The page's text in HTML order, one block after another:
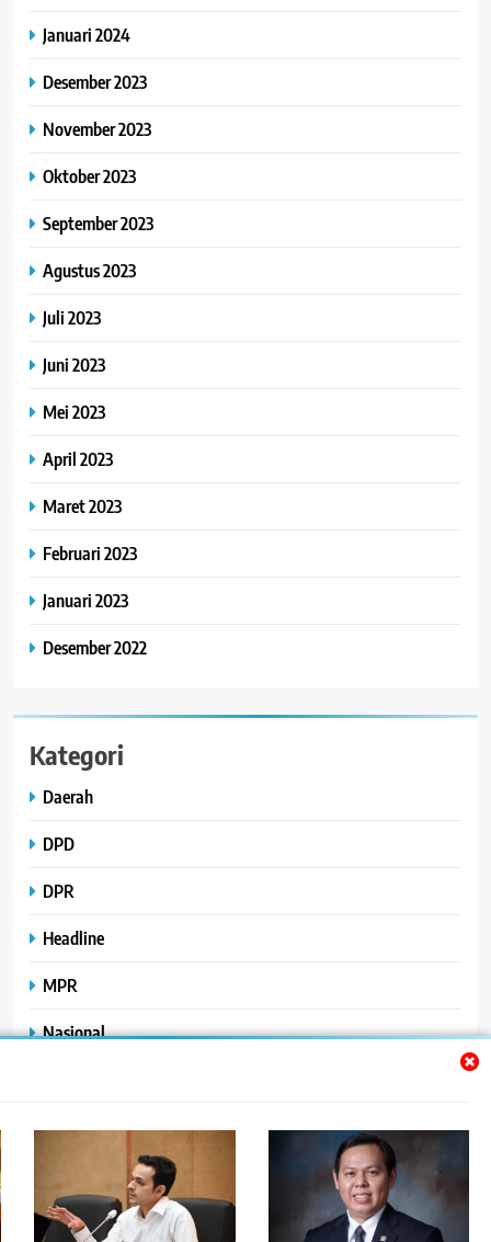
Januari 2024
Desember 2023
November 2023
Oktober 2023
September 2023
Agustus 2023
Juli 2023
Juni 2023
Mei 2023
April 2023
Maret 2023
Februari 2023
Januari 2023
Desember 2022
Kategori
Daerah
DPD
DPR
Headline
MPR
Nasional
Polhukam
Uncategorized